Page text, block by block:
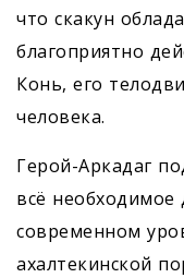
что скакун
благоприятно
Конь, его
человека.
Герой-Аркадаг
всё необходимое
современном
ахалтекинской